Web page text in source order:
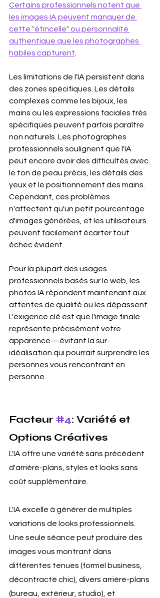
Certains professionnels notent que
les images IA peuvent manquer de
cette "étincelle" ou personnalité
authentique que les photographes
habiles capturent
Les limitations de l'IA persistent dans
des zones spécifiques. Les détails
complexes comme les bijoux, les
mains ou les expressions faciales très
spécifiques peuvent parfois paraître
non naturels. Les photographes
professionnels soulignent que l'IA
peut encore avoir des difficultés avec
le ton de peau précis, les détails des
yeux et le positionnement des mains.
Cependant, ces problèmes
n'affectent qu'un petit pourcentage
d'images générées, et les utilisateurs
peuvent facilement écarter tout
échec évident.
Pour la plupart des usages
professionnels basés sur le web, les
photos IA répondent maintenant aux
attentes de qualité ou les dépassent.
L'exigence clé est que l'image finale
représente précisément votre
apparence—évitant la sur-
idéalisation qui pourrait surprendre les
personnes vous rencontrant en
personne.
Facteur #4: Variété et
Options Créatives
L'IA offre une variété sans précédent
d'arrière-plans, styles et looks sans
coût supplémentaire.
L'IA excelle à générer de multiples
variations de looks professionnels.
Une seule séance peut produire des
images vous montrant dans
différentes tenues (formel business,
décontracté chic), divers arrière-plans
(bureau, extérieur, studio), et